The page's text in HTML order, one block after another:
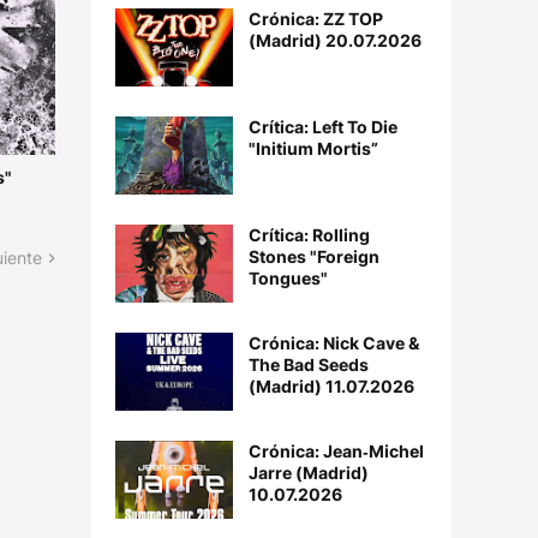
Crónica: ZZ TOP
(Madrid) 20.07.2026
Crítica: Left To Die
"Initium Mortis”
Crítica: Rolling
Stones "Foreign
Tongues"
Crónica: Nick Cave &
The Bad Seeds
(Madrid) 11.07.2026
Crónica: Jean‐Michel
Jarre (Madrid)
10.07.2026